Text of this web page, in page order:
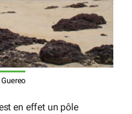
en effet un pôle